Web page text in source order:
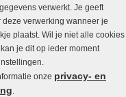
verwerkt. Je geeft
deze verwerking wanneer je
plaatst. Wil je niet alle cookies
je dit op ieder moment
onze privacy- en
.